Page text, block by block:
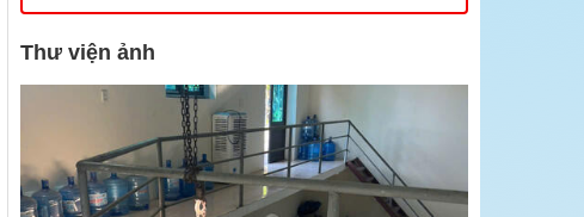
Thư viện ảnh